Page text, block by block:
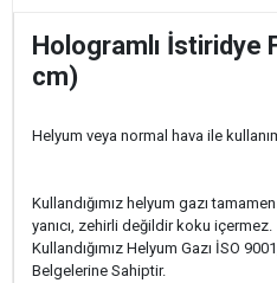
Hologramlı İstiridye
cm)
Helyum veya normal hava ile
Kullandığımız helyum gazı
yanıcı, zehirli değildir koku içermez.
Kullandığımız Helyum Gazı İSO
Belgelerine Sahiptir.